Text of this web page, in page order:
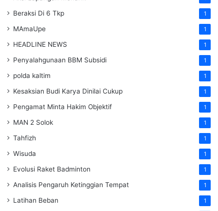
Beraksi Di 6 Tkp 1
MAmaUpe 1
HEADLINE NEWS 1
Penyalahgunaan BBM Subsidi 1
polda kaltim 1
Kesaksian Budi Karya Dinilai Cukup 1
Pengamat Minta Hakim Objektif 1
MAN 2 Solok 1
Tahfizh 1
Wisuda 1
Evolusi Raket Badminton 1
Analisis Pengaruh Ketinggian Tempat 1
Latihan Beban 1